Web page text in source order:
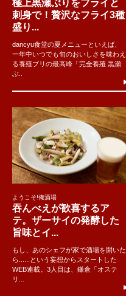
極上黒瀬ぶりをフライと
刺身で！贅沢なフライ3種
盛り...
dancyu食堂の夏メニューといえば、
一年中いつでも旬のおいしさを味わえ
る養殖ブリの最高峰「完全養殖 黒瀬
ぶ..
ようこそ!俺酒場
吞んべえが歓喜するア
テ。ザーサイの発酵した
旨味とイ...
もし、あのシェフが家で酒場を開いた
ら......という妄想からスタートした
WEB連載。3人目は、鎌倉「オステ
リ...